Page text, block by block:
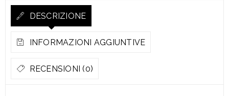
DESCRIZIONE
INFORMAZIONI AGGIUNTIVE
RECENSIONI (0)